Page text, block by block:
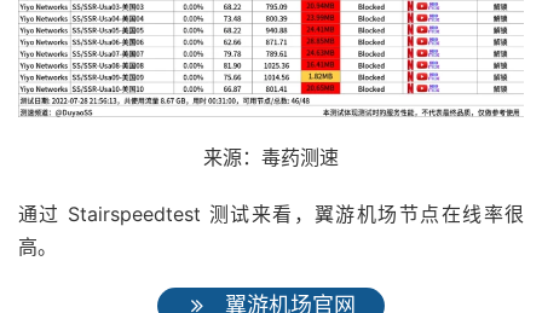
来源：毒药测速
通过 Stairspeedtest 测试来看，翼游机场节点在线率很
高。
翼游机场官网